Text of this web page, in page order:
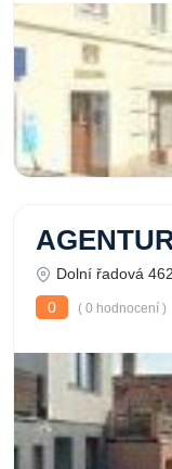
Dolní řadová
0
( 0 hodnocení )